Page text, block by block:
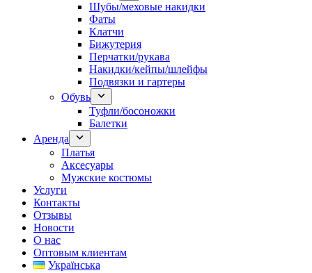
Шубы/меховые накидки
Фаты
Клатчи
Бижутерия
Перчатки/рукава
Накидки/кейпы/шлейфы
Подвязки и гартеры
Обувь
Туфли/босоножки
Балетки
Аренда
Платья
Аксесуары
Мужские костюмы
Услуги
Контакты
Отзывы
Новости
О нас
Оптовым клиентам
Українська